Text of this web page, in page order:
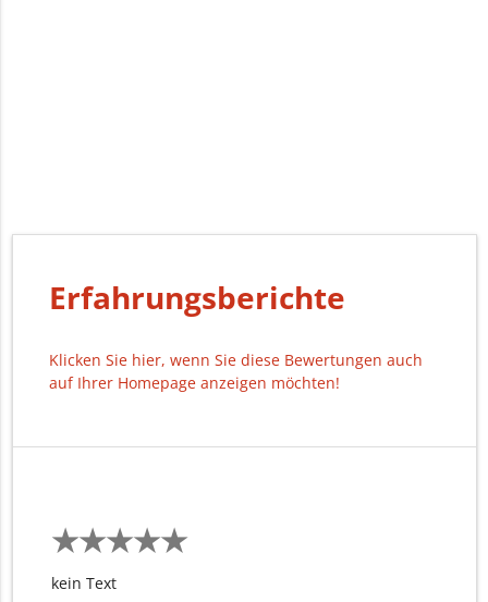
Erfahrungsberichte
Klicken Sie hier, wenn Sie diese Bewertungen auch
auf Ihrer Homepage anzeigen möchten!
★★★★★
★★★★★
kein Text